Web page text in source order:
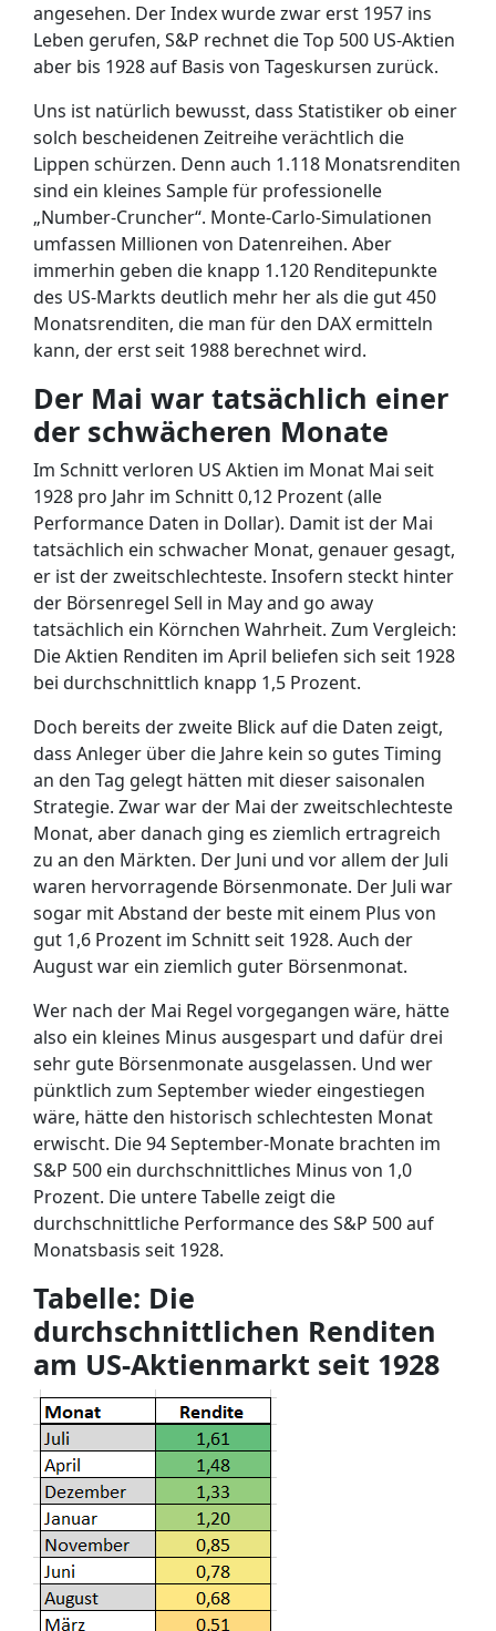
angesehen. Der Index wurde zwar erst 1957 ins
Leben gerufen, S&P rechnet die Top 500 US-Aktien
aber bis 1928 auf Basis von Tageskursen zurück.
Uns ist natürlich bewusst, dass Statistiker ob einer
solch bescheidenen Zeitreihe verächtlich die
Lippen schürzen. Denn auch 1.118 Monatsrenditen
sind ein kleines Sample für professionelle
„Number-Cruncher“. Monte-Carlo-Simulationen
umfassen Millionen von Datenreihen. Aber
immerhin geben die knapp 1.120 Renditepunkte
des US-Markts deutlich mehr her als die gut 450
Monatsrenditen, die man für den DAX ermitteln
kann, der erst seit 1988 berechnet wird.
Der Mai war tatsächlich einer
der schwächeren Monate
Im Schnitt verloren US Aktien im Monat Mai seit
1928 pro Jahr im Schnitt 0,12 Prozent (alle
Performance Daten in Dollar). Damit ist der Mai
tatsächlich ein schwacher Monat, genauer gesagt,
er ist der zweitschlechteste. Insofern steckt hinter
der Börsenregel Sell in May and go away
tatsächlich ein Körnchen Wahrheit. Zum Vergleich:
Die Aktien Renditen im April beliefen sich seit 1928
bei durchschnittlich knapp 1,5 Prozent.
Doch bereits der zweite Blick auf die Daten zeigt,
dass Anleger über die Jahre kein so gutes Timing
an den Tag gelegt hätten mit dieser saisonalen
Strategie. Zwar war der Mai der zweitschlechteste
Monat, aber danach ging es ziemlich ertragreich
zu an den Märkten. Der Juni und vor allem der Juli
waren hervorragende Börsenmonate. Der Juli war
sogar mit Abstand der beste mit einem Plus von
gut 1,6 Prozent im Schnitt seit 1928. Auch der
August war ein ziemlich guter Börsenmonat.
Wer nach der Mai Regel vorgegangen wäre, hätte
also ein kleines Minus ausgespart und dafür drei
sehr gute Börsenmonate ausgelassen. Und wer
pünktlich zum September wieder eingestiegen
wäre, hätte den historisch schlechtesten Monat
erwischt. Die 94 September-Monate brachten im
S&P 500 ein durchschnittliches Minus von 1,0
Prozent. Die untere Tabelle zeigt die
durchschnittliche Performance des S&P 500 auf
Monatsbasis seit 1928.
Tabelle: Die
durchschnittlichen Renditen
am US-Aktienmarkt seit 1928